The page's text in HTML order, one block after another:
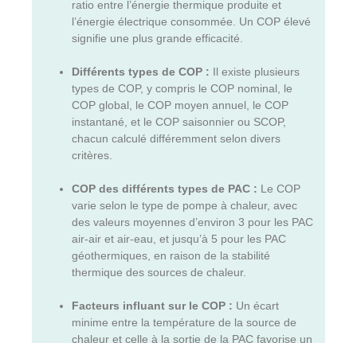
ratio entre l’énergie thermique produite et
l’énergie électrique consommée. Un COP élevé
signifie une plus grande efficacité.
Différents types de COP : Il existe plusieurs
types de COP, y compris le COP nominal, le
COP global, le COP moyen annuel, le COP
instantané, et le COP saisonnier ou SCOP,
chacun calculé différemment selon divers
critères.
COP des différents types de PAC : Le COP
varie selon le type de pompe à chaleur, avec
des valeurs moyennes d’environ 3 pour les PAC
air-air et air-eau, et jusqu’à 5 pour les PAC
géothermiques, en raison de la stabilité
thermique des sources de chaleur.
Facteurs influant sur le COP : Un écart
minime entre la température de la source de
chaleur et celle à la sortie de la PAC favorise un